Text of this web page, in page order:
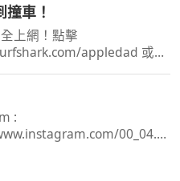
車！
上網！點擊
appledad 或用
務！
:
00_04.1